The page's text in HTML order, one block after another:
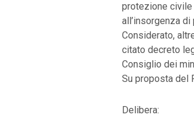
protezione civile
all’insorgenza
Considerato,
citato decreto
Consiglio dei
Su proposta del
Delibera: